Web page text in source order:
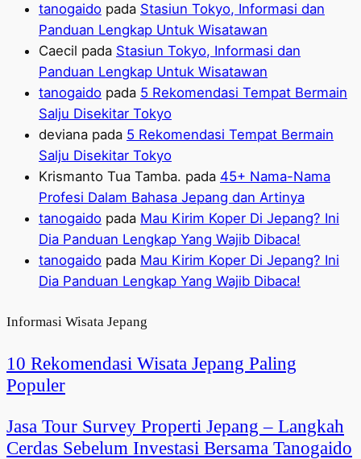
tanogaido pada Stasiun Tokyo, Informasi dan
Panduan Lengkap Untuk Wisatawan
Caecil pada Stasiun Tokyo, Informasi dan
Panduan Lengkap Untuk Wisatawan
tanogaido pada 5 Rekomendasi Tempat Bermain
Salju Disekitar Tokyo
deviana pada 5 Rekomendasi Tempat Bermain
Salju Disekitar Tokyo
Krismanto Tua Tamba. pada 45+ Nama-Nama
Profesi Dalam Bahasa Jepang dan Artinya
tanogaido pada Mau Kirim Koper Di Jepang? Ini
Dia Panduan Lengkap Yang Wajib Dibaca!
tanogaido pada Mau Kirim Koper Di Jepang? Ini
Dia Panduan Lengkap Yang Wajib Dibaca!
Informasi Wisata Jepang
10 Rekomendasi Wisata Jepang Paling
Populer
Jasa Tour Survey Properti Jepang – Langkah
Cerdas Sebelum Investasi Bersama Tanogaido